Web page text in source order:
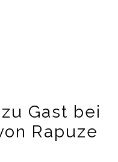
Gast bei
Rapuze